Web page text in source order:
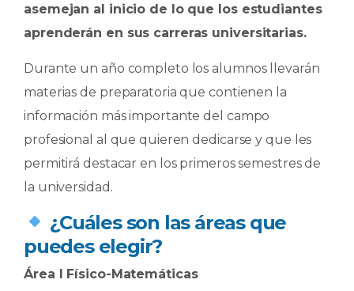
asemejan al inicio de lo que los estudiantes
aprenderán en sus carreras universitarias.
Durante un año completo los alumnos llevarán
materias de preparatoria que contienen la
información más importante del campo
profesional al que quieren dedicarse y que les
permitirá destacar en los primeros semestres de
la universidad.
​ ¿Cuáles son las áreas que
puedes elegir?
Área I Físico-Matemáticas